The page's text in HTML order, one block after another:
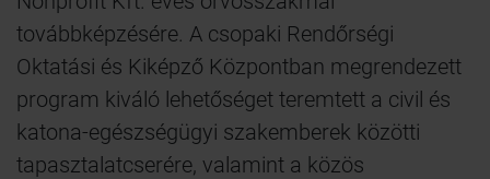
továbbképzésére. A csopaki Rendőrségi
Oktatási és Kiképző Központban megrendezett
program kiváló lehetőséget teremtett a civil és
katona-egészségügyi szakemberek közötti
tapasztalatcserére, valamint a közös